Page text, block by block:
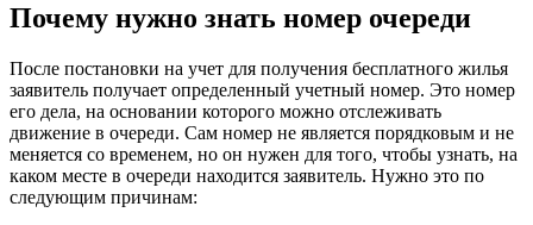
Почему нужно знать номер очереди
После постановки на учет для получения бесплатного жилья
заявитель получает определенный учетный номер. Это номер
его дела, на основании которого можно отслеживать
движение в очереди. Сам номер не является порядковым и не
меняется со временем, но он нужен для того, чтобы узнать, на
каком месте в очереди находится заявитель. Нужно это по
следующим причинам: